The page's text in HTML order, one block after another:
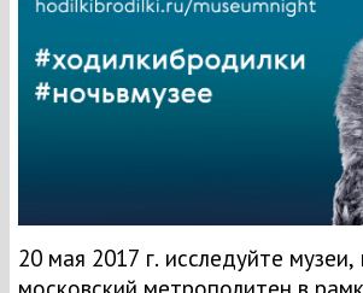
20 мая 2017 г. исследуйте музеи,